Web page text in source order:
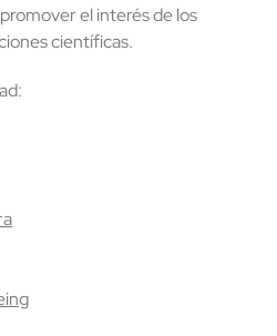
el interés de los
científicas.